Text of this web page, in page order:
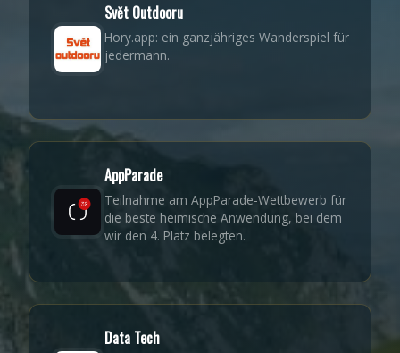
Svět Outdooru
Hory.app: ein ganzjähriges Wanderspiel für
jedermann.
AppParade
Teilnahme am AppParade-Wettbewerb für
die beste heimische Anwendung, bei dem
wir den 4. Platz belegten.
Data Tech